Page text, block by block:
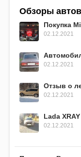
Обзоры
Покупка
02.12.2021
02.12.2021
Отзыв о
02.12.2021
Lada
02.12.2021